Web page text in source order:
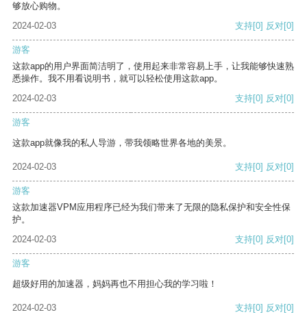
够放心购物。
2024-02-03
支持[0] 反对[0]
游客
这款app的用户界面简洁明了，使用起来非常容易上手，让我能够快速熟
悉操作。我不用看说明书，就可以轻松使用这款app。
2024-02-03
支持[0] 反对[0]
游客
这款app就像我的私人导游，带我领略世界各地的美景。
2024-02-03 支持[0] 反对[0]
游客
这款加速器VPM应用程序已经为我们带来了无限的隐私保护和安全性保
护。
2024-02-03
支持[0] 反对[0]
游客
超级好用的加速器，妈妈再也不用担心我的学习啦！
2024-02-03 支持[0] 反对[0]